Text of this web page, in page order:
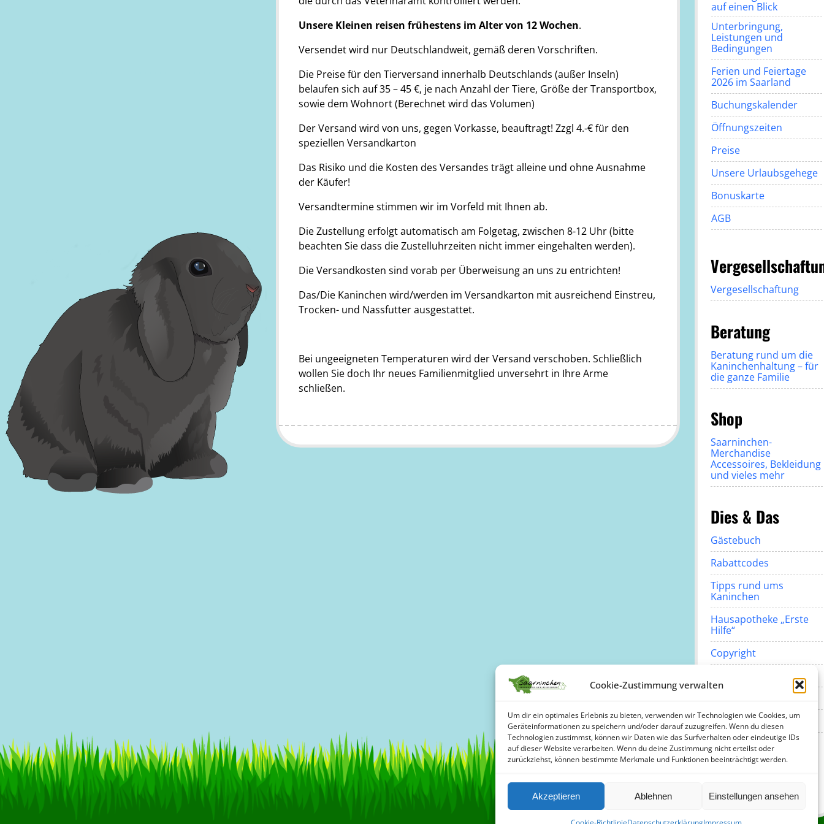
Cookie-Zustimmung verwalten
Um dir ein optimales Erlebnis zu bieten, verwenden wir Technologien wie Cookies, um
Geräteinformationen zu speichern und/oder darauf zuzugreifen. Wenn du diesen
Technologien zustimmst, können wir Daten wie das Surfverhalten oder eindeutige IDs
auf dieser Website verarbeiten. Wenn du deine Zustimmung nicht erteilst oder
zurückziehst, können bestimmte Merkmale und Funktionen beeinträchtigt werden.
Akzeptieren Ablehnen Einstellungen ansehen
​Unsere Kleinen reisen frühestens im Alter von 12 Wochen.
Versendet wird nur Deutschlandweit, gemäß deren Vorschriften.
Die Preise für den Tierversand innerhalb Deutschlands (außer Inseln)
belaufen sich auf 35 – 45 €, je nach Anzahl der Tiere, Größe der Transportbox,
sowie dem Wohnort (Berechnet wird das Volumen)
Der Versand wird von uns, gegen Vorkasse, beauftragt! Zzgl 4.-€ für den
speziellen Versandkarton
Das Risiko und die Kosten des Versandes trägt alleine und ohne Ausnahme
der Käufer!
Versandtermine stimmen wir im Vorfeld mit Ihnen ab.
Die Zustellung erfolgt automatisch am Folgetag, zwischen 8-12 Uhr (bitte
beachten Sie dass die Zustelluhrzeiten nicht immer eingehalten werden).
Die Versandkosten sind vorab per Überweisung an uns zu entrichten!
Das/Die Kaninchen wird/werden im Versandkarton mit ausreichend Einstreu,
Trocken- und Nassfutter ausgestattet.
Bei ungeeigneten Temperaturen wird der Versand verschoben. Schließlich
wollen Sie doch Ihr neues Familienmitglied unversehrt in Ihre Arme
schließen.
auf einen Blick
Unterbringung,
Leistungen und
Bedingungen
Ferien und Feiertage
2026 im Saarland
Buchungskalender
Öffnungszeiten
Preise
Unsere Urlaubsgehege
Bonuskarte
AGB
Vergesellschaftung
Beratung
Beratung rund um die
Kaninchenhaltung – für
die ganze Familie
Shop
Saarninchen-
Merchandise
Accessoires, Bekleidung
und vieles mehr
Dies & Das
Gästebuch
Rabattcodes
Tipps rund ums
Kaninchen
Hausapotheke „Erste
Hilfe“
Copyright
Cookie-Richtlinie (EU)
Instagram
Facebook
Mail